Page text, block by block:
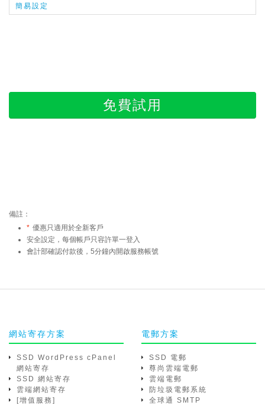
簡易設定
免費試用
備註：
* 優惠只適用於全新客戶
安全設定，每個帳戶只容許單一登入
會計部確認付款後，5分鐘內開啟服務帳號
網站寄存方案
SSD WordPress cPanel
網站寄存
SSD 網站寄存
雲端網站寄存
[增值服務]
電郵方案
SSD 電郵
尊尚雲端電郵
雲端電郵
防垃圾電郵系統
全球通 SMTP